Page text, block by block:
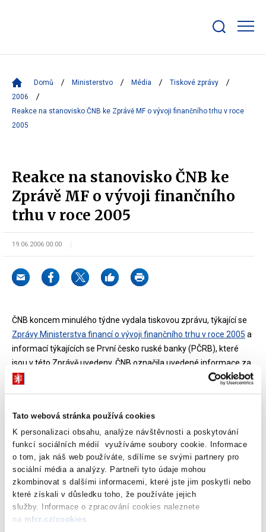
Tato webová stránka používá cookies
K personalizaci obsahu, analýze návštěvnosti a poskytování
funkcí sociálních médií využíváme soubory cookie. Informace
o tom, jak náš web používáte, sdílíme se svými partnery pro
sociální média a analýzy. Partneři tyto údaje mohou
zkombinovat s dalšími informacemi, které jste jim poskytli nebo
které získali v důsledku toho, že používáte jejich
služby. Informace o zpracování cookies naleznete
na mfcr.cz/cookies.
bar
Domů Ministerstvo Média
Tiskové zprávy
2006
Reakce na stanovisko ČNB ke Zprávě MF o vývoji finančního trhu v roce
2005
Reakce na stanovisko ČNB ke
Zprávě MF o vývoji finančního
trhu v roce 2005
19.06.2006 00:00
ČNB koncem minulého týdne vydala tiskovou zprávu, týkající se
Zprávy Ministerstva financí o vývoji finančního trhu v roce 2005 a
informací týkajících se První česko ruské banky (PČRB), které
jsou v této Zprávě uvedeny. ČNB označila uvedené informace za
nepravdivé a naprosto zavádějící.
ČNB obdržela Zprávu před jejím vydáním k připomínkám a
uvedené informace nijak nerozporovala. Veškeré informace
navíc pochází z veřejných zdrojů, které ČNB také nikdy
nezpochybnila, MF se navíc soustředilo zejména na obecné
dopady udělení bankovní licence subjektům ze zemí místo
Evropskou unii a nijak nekomentovalo postup ČNB v konkrétním
správním řízení.